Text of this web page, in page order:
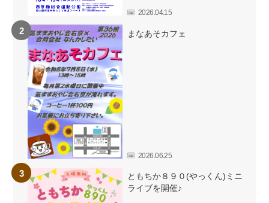
2026.04.15
まなあそカフェ
2026.06.25
ともちか８９０(やっくん)ミニ
ライブを開催♪